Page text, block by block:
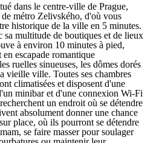
dans le centre-ville de Prague,
métro Zelivského, d'où vous
historique de la ville en 5 minutes.
sa multitude de boutiques et de lieux
à environ 10 minutes à pied,
escapade romantique
ruelles sinueuses, les dômes dorés
vieille ville. Toutes ses chambres
climatisées et disposent d'une
minibar et d'une connexion Wi-Fi
un endroit où se détendre
absolument donner une chance
place, où ils pourront se détendre
se faire masser pour soulager